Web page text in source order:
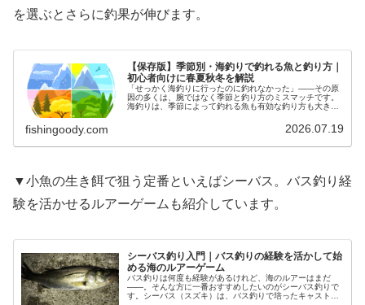
を選ぶとさらに釣果が伸びます。
【保存版】季節別・海釣りで釣れる魚と釣り方｜
初心者向けに春夏秋冬を解説
「せっかく海釣りに行ったのに釣れなかった」——その原
因の多くは、腕ではなく季節と釣り方のミスマッチです。
海釣りは、季節によって釣れる魚も有効な釣り方も大きく
fishingoody.com 2026.07.19
▼小魚の生き餌で狙う定番といえばシーバス。バス釣り経
験を活かせるルアーゲームも紹介しています。
シーバス釣り入門｜バス釣りの経験を活かして始
める海のルアーゲーム
バス釣りは何度も経験があるけれど、海のルアーはまだ
――。そんな方に一番おすすめしたいのがシーバス釣りで
す。シーバス（スズキ）は、バス釣りで培ったキャストと